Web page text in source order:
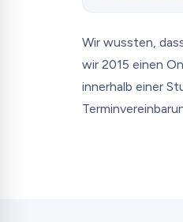
Wir wussten,
wir 2015 einen
innerhalb einer